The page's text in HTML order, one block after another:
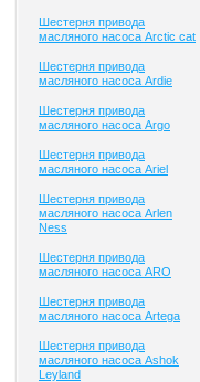
Шестерня привода
масляного насоса Arctic cat
Шестерня привода
масляного насоса Ardie
Шестерня привода
масляного насоса Argo
Шестерня привода
масляного насоса Ariel
Шестерня привода
масляного насоса Arlen
Ness
Шестерня привода
масляного насоса ARO
Шестерня привода
масляного насоса Artega
Шестерня привода
масляного насоса Ashok
Leyland